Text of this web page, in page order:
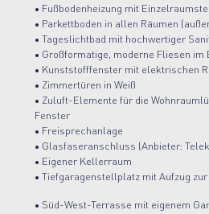
• Fußbodenheizung mit
• Parkettboden in allen Räumen
• Tageslichtbad mit hochwertiger
• Großformatige, moderne Fliesen im
• Kunststofffenster mit elektrischen
• Zimmertüren in Weiß
• Zuluft-Elemente für die
Fenster
• Freisprechanlage
• Glasfaseranschluss (Anbieter:
• Eigener Kellerraum
• Tiefgaragenstellplatz mit Aufzug zur
• Süd-West-Terrasse mit eigenem